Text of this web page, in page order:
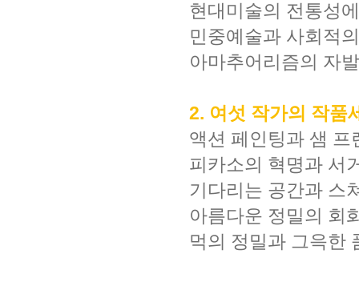
현대미술의 전통성
민중예술과 사회적
아마추어리즘의 자
2. 여섯 작가의 작품
액션 페인팅과 샘
피카소의 혁명과 서
기다리는 공간과 스
아름다운 정밀의 회
먹의 정밀과 그윽한